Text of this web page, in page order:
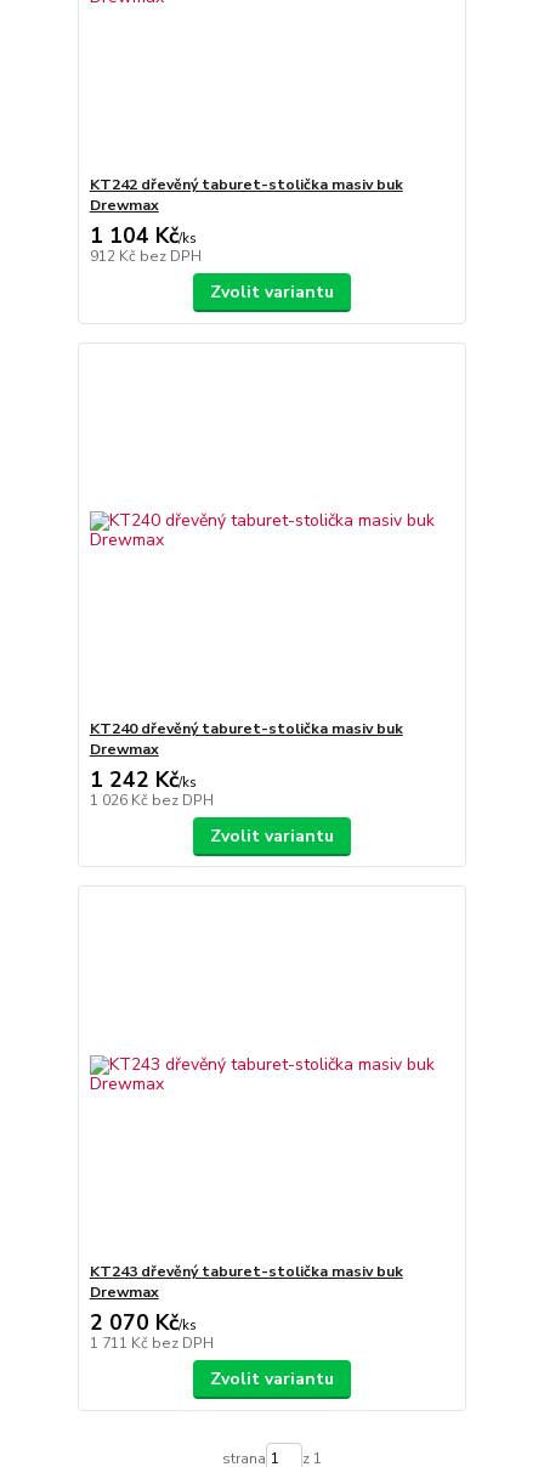
KT242 dřevěný taburet-stolička masiv buk
Drewmax
1 104 Kč/ks
912 Kč bez DPH
Zvolit variantu
KT240 dřevěný taburet-stolička masiv buk
Drewmax
1 242 Kč/ks
1 026 Kč bez DPH
Zvolit variantu
KT243 dřevěný taburet-stolička masiv buk
Drewmax
2 070 Kč/ks
1 711 Kč bez DPH
Zvolit variantu
strana z 1